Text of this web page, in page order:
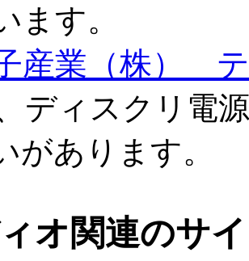
ます。
産業（株）
ディスクリ電
があります。
オ関連のサ